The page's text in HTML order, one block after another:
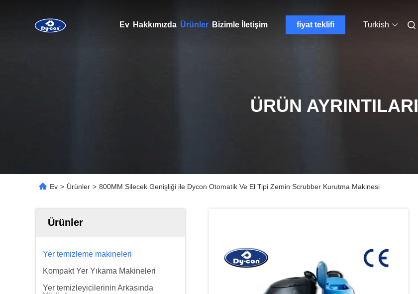
Ev Hakkımızda Ürünler Bizimle İletişim fiyat teklifi Turkish
ÜRÜN AYRINTILARI
Ev > Ürünler > 800MM Silecek Genişliği ile Dycon Otomatik Ve El Tipi Zemin Scrubber Kurutma Makinesi
Ürünler
Yer temizleme makineleri
Kompakt Yer Yıkama Makineleri
Yer temizleyicilerinin Arkasında